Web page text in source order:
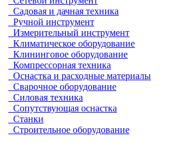
Садовая и дачная техника
Ручной инструмент
Измерительный инструмент
Климатическое оборудование
Клининговое оборудование
Компрессорная техника
Оснастка и расходные материалы
Сварочное оборудование
Силовая техника
Сопутствующая оснастка
Станки
Строительное оборудование